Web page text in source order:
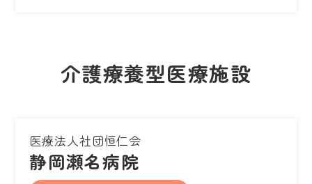
介護療養型医療施設
医療法人社団恒仁会
静岡瀬名病院